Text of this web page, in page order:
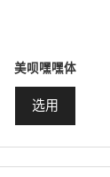
美呗嘿嘿体
选用